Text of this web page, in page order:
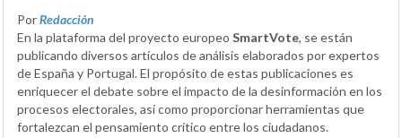
PorRedacción
En la plataforma del proyecto europeo SmartVote, se están
publicando diversos artículos de análisis elaborados por expertos
de España y Portugal. El propósito de estas publicaciones es
enriquecer el debate sobre el impacto de la desinformación en los
procesos electorales, así como proporcionar herramientas que
fortalezcan el pensamiento crítico entre los ciudadanos.